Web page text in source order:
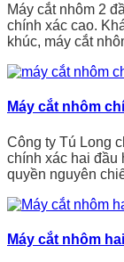
Máy cắt nhôm 2
chính xác cao.
khúc, máy cắt
Máy cắt nhôm
Công ty Tú Long
chính xác hai đầu
quyền nguyên
Máy cắt nhôm